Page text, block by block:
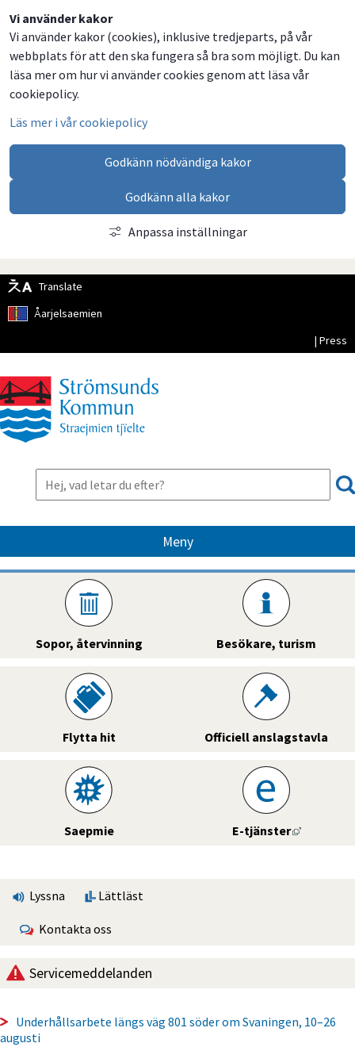
Vi använder kakor
Vi använder kakor (cookies), inklusive tredjeparts, på vår
webbplats för att den ska fungera så bra som möjligt. Du kan
läsa mer om hur vi använder cookies genom att läsa vår
cookiepolicy.
Läs mer i vår cookiepolicy
Godkänn nödvändiga kakor
Godkänn alla kakor
Anpassa inställningar
Translate
Åarjelsaemien
| Press
Meny
Sopor, återvinning Besökare, turism
Flytta hit Officiell anslagstavla
Saepmie E-tjänster Länk till
Lyssna Lättläst
Kontakta oss
Servicemeddelanden
Underhållsarbete längs väg 801 söder om Svaningen, 10–26
augusti